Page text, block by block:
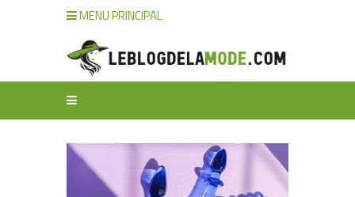
MENU PRINCIPAL